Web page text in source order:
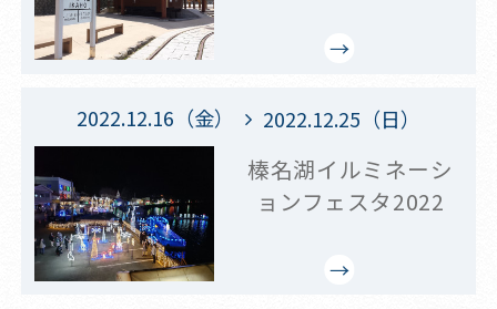
2022.12.16（金） 2022.12.25（日）
榛名湖イルミネーシ
ョンフェスタ2022